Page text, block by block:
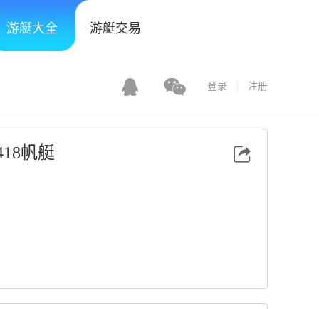
游艇大全 游艇交易
登录 注册
帆艇